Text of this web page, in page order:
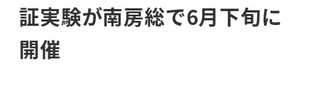
証実験が南房総で6月下旬に
開催